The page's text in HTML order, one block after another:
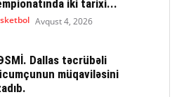
iki tarixi...
Avqust 4, 2026
Dallas təcrübəli
müqaviləsini